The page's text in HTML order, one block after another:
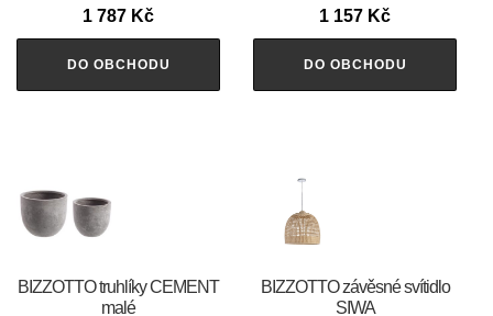
1 787 Kč
DO OBCHODU
1 157 Kč
DO OBCHODU
BIZZOTTO truhlíky CEMENT
malé
BIZZOTTO závěsné svítidlo
SIWA